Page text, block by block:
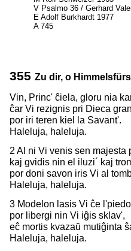
V Psalmo 36 / Gerhard
E Adolf Burkhardt 1977
A 745
355 Zu dir, o
Vin, Princ' ĉiela, gloru nia
ĉar Vi rezignis pri Dieca
por iri teren kiel la Savant'.
Haleluja, haleluja.
2 Al ni Vi venis sen majesta
kaj gvidis nin el iluzi´ kaj
por doni savon iris Vi al
Haleluja, haleluja.
3 Modelon lasis Vi ĉe
por libergi nin Vi iĝis sklav',
eĉ mortis kvazaŭ mutiĝinta
Haleluja, haleluja.